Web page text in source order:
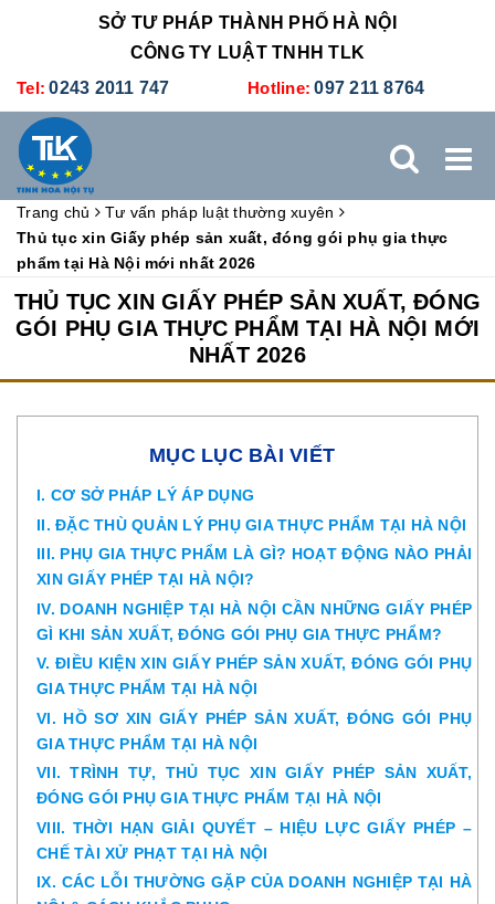
SỞ TƯ PHÁP THÀNH PHỐ HÀ NỘI
CÔNG TY LUẬT TNHH TLK
Tel: 0243 2011 747 Hotline: 097 211 8764
DỊCH VỤ KẾ TOÁN - THUẾ XÚC TIẾN THƯƠNG MẠI
ĐÀO TẠO TUYỂN DỤNG
Trang chủ
Tư vấn pháp luật thường xuyên
Thủ tục xin Giấy phép sản xuất, đóng gói phụ gia thực
phẩm tại Hà Nội mới nhất 2026
THỦ TỤC XIN GIẤY PHÉP SẢN XUẤT, ĐÓNG
GÓI PHỤ GIA THỰC PHẨM TẠI HÀ NỘI MỚI
NHẤT 2026
MỤC LỤC BÀI VIẾT
I. CƠ SỞ PHÁP LÝ ÁP DỤNG
II. ĐẶC THÙ QUẢN LÝ PHỤ GIA THỰC PHẨM TẠI HÀ NỘI
III. PHỤ GIA THỰC PHẨM LÀ GÌ? HOẠT ĐỘNG NÀO PHẢI
XIN GIẤY PHÉP TẠI HÀ NỘI?
IV. DOANH NGHIỆP TẠI HÀ NỘI CẦN NHỮNG GIẤY PHÉP
GÌ KHI SẢN XUẤT, ĐÓNG GÓI PHỤ GIA THỰC PHẨM?
V. ĐIỀU KIỆN XIN GIẤY PHÉP SẢN XUẤT, ĐÓNG GÓI PHỤ
GIA THỰC PHẨM TẠI HÀ NỘI
VI. HỒ SƠ XIN GIẤY PHÉP SẢN XUẤT, ĐÓNG GÓI PHỤ
GIA THỰC PHẨM TẠI HÀ NỘI
VII. TRÌNH TỰ, THỦ TỤC XIN GIẤY PHÉP SẢN XUẤT,
ĐÓNG GÓI PHỤ GIA THỰC PHẨM TẠI HÀ NỘI
VIII. THỜI HẠN GIẢI QUYẾT – HIỆU LỰC GIẤY PHÉP –
CHẾ TÀI XỬ PHẠT TẠI HÀ NỘI
IX. CÁC LỖI THƯỜNG GẶP CỦA DOANH NGHIỆP TẠI HÀ